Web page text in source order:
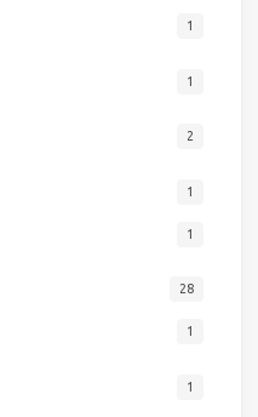
1
1
2
1
1
28
1
1